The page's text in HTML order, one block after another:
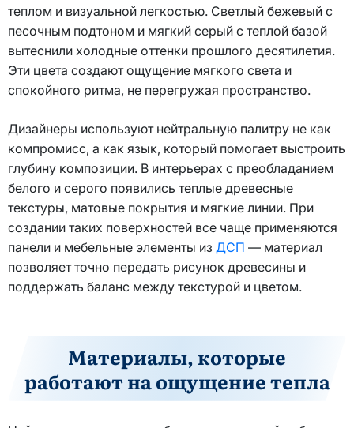
теплом и визуальной легкостью. Светлый бежевый с
песочным подтоном и мягкий серый с теплой базой
вытеснили холодные оттенки прошлого десятилетия.
Эти цвета создают ощущение мягкого света и
спокойного ритма, не перегружая пространство.
Дизайнеры используют нейтральную палитру не как
компромисс, а как язык, который помогает выстроить
глубину композиции. В интерьерах с преобладанием
белого и серого появились теплые древесные
текстуры, матовые покрытия и мягкие линии. При
создании таких поверхностей все чаще применяются
панели и мебельные элементы из ДСП — материал
позволяет точно передать рисунок древесины и
поддержать баланс между текстурой и цветом.
Материалы, которые
работают на ощущение тепла